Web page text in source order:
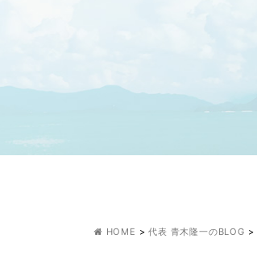
HOME >代表 青木隆一のBLOG >